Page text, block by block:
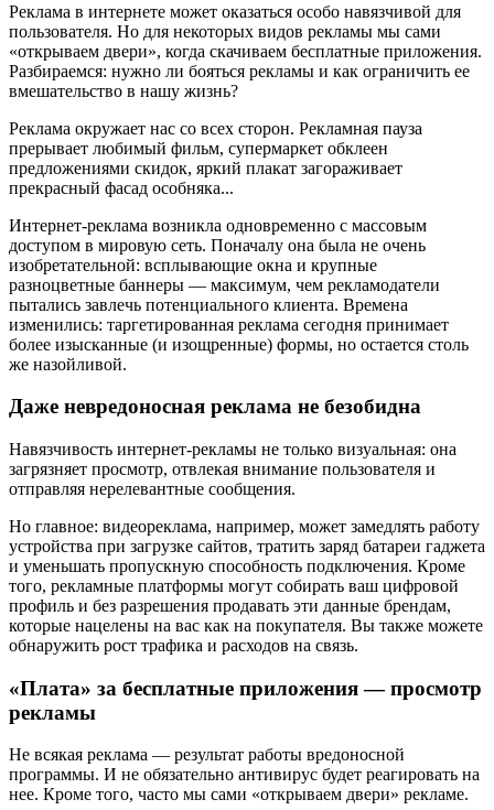
Реклама в интернете может оказаться особо навязчивой для
пользователя. Но для некоторых видов рекламы мы сами
«открываем двери», когда скачиваем бесплатные приложения.
Разбираемся: нужно ли бояться рекламы и как ограничить ее
вмешательство в нашу жизнь?
Реклама окружает нас со всех сторон. Рекламная пауза
прерывает любимый фильм, супермаркет обклеен
предложениями скидок, яркий плакат загораживает
прекрасный фасад особняка...
Интернет-реклама возникла одновременно с массовым
доступом в мировую сеть. Поначалу она была не очень
изобретательной: всплывающие окна и крупные
разноцветные баннеры — максимум, чем рекламодатели
пытались завлечь потенциального клиента. Времена
изменились: таргетированная реклама сегодня принимает
более изысканные (и изощренные) формы, но остается столь
же назойливой.
Даже невредоносная реклама не безобидна
Навязчивость интернет-рекламы не только визуальная: она
загрязняет просмотр, отвлекая внимание пользователя и
отправляя нерелевантные сообщения.
Но главное: видеореклама, например, может замедлять работу
устройства при загрузке сайтов, тратить заряд батареи гаджета
и уменьшать пропускную способность подключения. Кроме
того, рекламные платформы могут собирать ваш цифровой
профиль и без разрешения продавать эти данные брендам,
которые нацелены на вас как на покупателя. Вы также можете
обнаружить рост трафика и расходов на связь.
«Плата» за бесплатные приложения — просмотр
рекламы
Не всякая реклама — результат работы вредоносной
программы. И не обязательно антивирус будет реагировать на
нее. Кроме того, часто мы сами «открываем двери» рекламе.